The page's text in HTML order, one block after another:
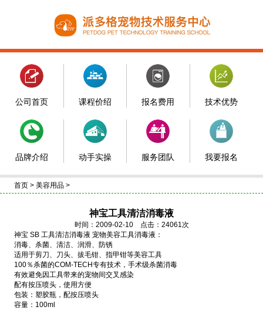
公司首页 课程价绍 报名费用 技术优势
品牌介绍 动手实操 服务团队 我要报名
首页 > 美容用品 >
神宝工具清洁消毒液
时间：2009-02-10 点击：24061次
神宝 SB 工具清洁消毒液 宠物美容工具消毒液：
消毒、杀菌、清洁、润滑、防锈
适用于剪刀、刀头、拔毛钳、指甲钳等美容工具
100％杀菌的COM-TECH专有技术，手术级杀菌消毒
有效避免因工具带来的宠物间交叉感染
配有按压喷头，使用方便
包装：塑胶瓶，配按压喷头
容量：100ml